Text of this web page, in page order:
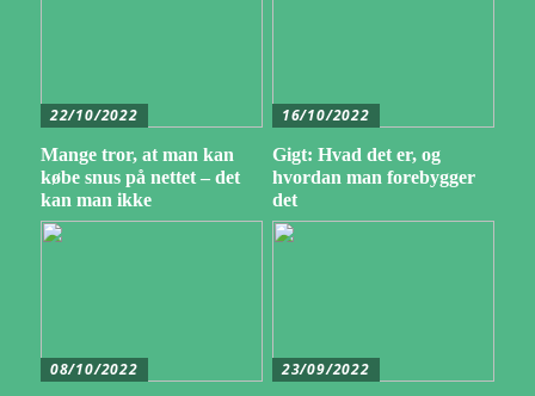
22/10/2022
Mange tror, at man kan
købe snus på nettet – det
kan man ikke
16/10/2022
Gigt: Hvad det er, og
hvordan man forebygger
det
08/10/2022
23/09/2022